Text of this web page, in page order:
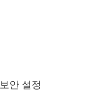
안 설정